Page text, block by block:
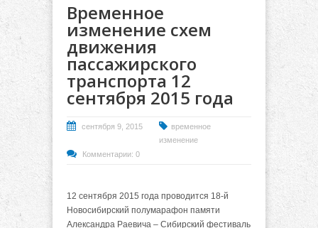
Временное
изменение схем
движения
пассажирского
транспорта 12
сентября 2015 года
сентября 9, 2015
временное
изменение
Комментарии: 0
12 сентября 2015 года проводится 18-й
Новосибирский полумарафон памяти
Александра Раевича – Сибирский фестиваль